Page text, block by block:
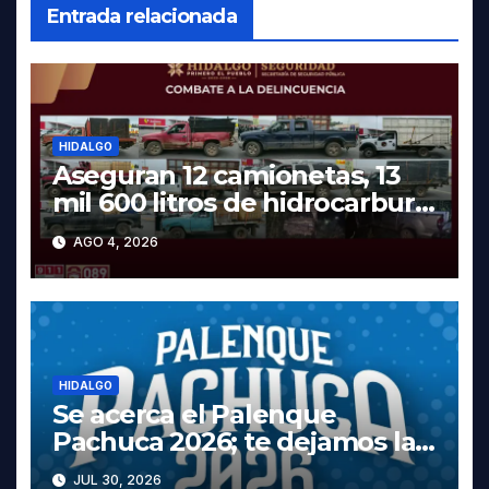
Entrada relacionada
HIDALGO
Aseguran 12 camionetas, 13
mil 600 litros de hidrocarburo
y dos vehículos robados en
Tula
AGO 4, 2026
HIDALGO
Se acerca el Palenque
Pachuca 2026; te dejamos la
cartelera completa, las fechas
JUL 30, 2026